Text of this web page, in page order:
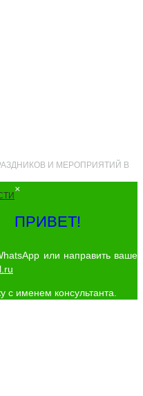
И МЕРОПРИЯТИЙ В
×
ПРИВЕТ!
или направить ваше
с именем консультанта.